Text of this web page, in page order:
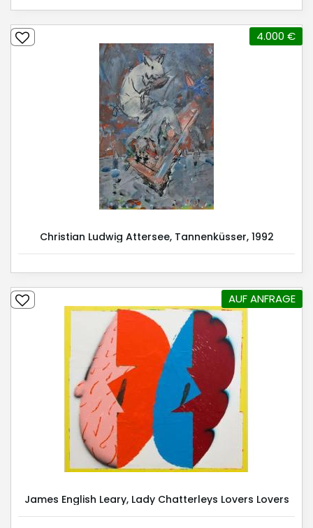
Christian Ludwig Attersee, Tannenküsser, 1992
4.000 €
James English Leary, Lady Chatterleys Lovers Lovers
AUF ANFRAGE